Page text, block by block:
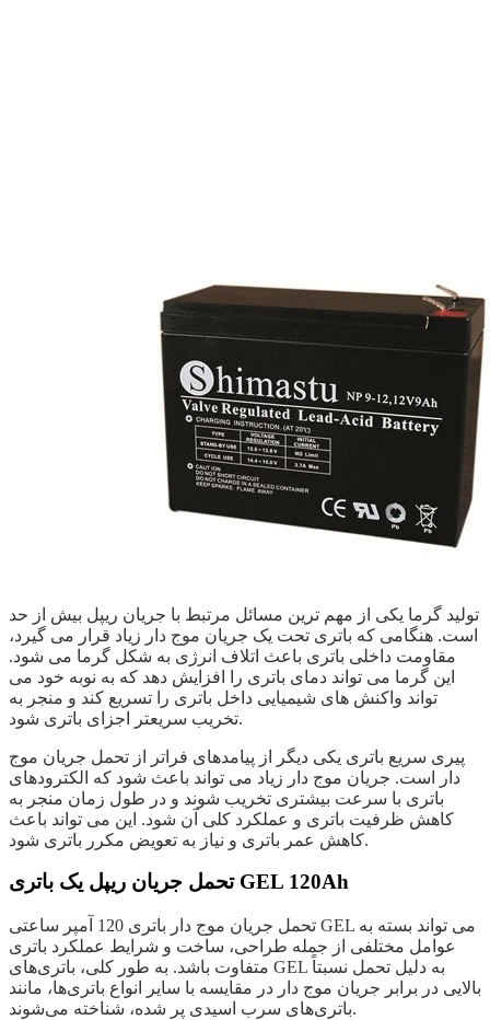
تولید گرما یکی از مهم ترین مسائل مرتبط با جریان ریپل بیش از حد
است. هنگامی که باتری تحت یک جریان موج دار زیاد قرار می گیرد،
مقاومت داخلی باتری باعث اتلاف انرژی به شکل گرما می شود.
این گرما می تواند دمای باتری را افزایش دهد که به نوبه خود می
تواند واکنش های شیمیایی داخل باتری را تسریع کند و منجر به
تخریب سریعتر اجزای باتری شود.
پیری سریع باتری یکی دیگر از پیامدهای فراتر از تحمل جریان موج
دار است. جریان موج دار زیاد می تواند باعث شود که الکترودهای
باتری با سرعت بیشتری تخریب شوند و در طول زمان منجر به
کاهش ظرفیت باتری و عملکرد کلی آن شود. این می تواند باعث
کاهش عمر باتری و نیاز به تعویض مکرر باتری شود.
تحمل جریان ریپل یک باتری GEL 120Ah
تحمل جریان موج دار باتری 120 آمپر ساعتی GEL می تواند بسته به
عوامل مختلفی از جمله طراحی، ساخت و شرایط عملکرد باتری
متفاوت باشد. به طور کلی، باتری‌های GEL به دلیل تحمل نسبتاً
بالایی در برابر جریان موج دار در مقایسه با سایر انواع باتری‌ها، مانند
باتری‌های سرب اسیدی پر شده، شناخته می‌شوند.